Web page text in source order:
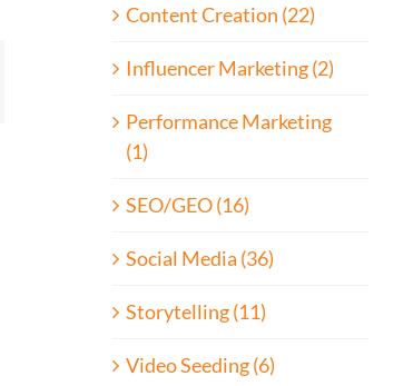
Content Creation (22)
Influencer Marketing (2)
Performance Marketing
(1)
SEO/GEO (16)
Social Media (36)
Storytelling (11)
Video Seeding (6)